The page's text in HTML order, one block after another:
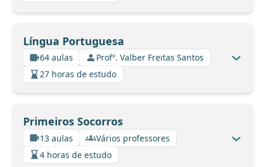
Língua Portuguesa
64 aulas
Profº. Valber Freitas Santos
27 horas de estudo
Primeiros Socorros
13 aulas
Vários professores
4 horas de estudo